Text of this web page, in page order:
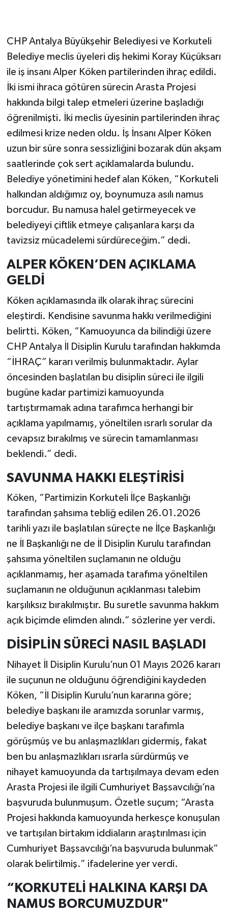
CHP Antalya Büyükşehir Belediyesi ve Korkuteli
Belediye meclis üyeleri diş hekimi Koray Küçüksarı
ile iş insanı Alper Köken partilerinden ihraç edildi.
İki ismi ihraca götüren sürecin Arasta Projesi
hakkında bilgi talep etmeleri üzerine başladığı
öğrenilmişti. İki meclis üyesinin partilerinden ihraç
edilmesi krize neden oldu. İş İnsanı Alper Köken
uzun bir süre sonra sessizliğini bozarak dün akşam
saatlerinde çok sert açıklamalarda bulundu.
Belediye yönetimini hedef alan Köken, “Korkuteli
halkından aldığımız oy, boynumuza asılı namus
borcudur. Bu namusa halel getirmeyecek ve
belediyeyi çiftlik etmeye çalışanlara karşı da
tavizsiz mücadelemi sürdüreceğim.” dedi.
ALPER KÖKEN’DEN AÇIKLAMA
GELDİ
Köken açıklamasında ilk olarak ihraç sürecini
eleştirdi. Kendisine savunma hakkı verilmediğini
belirtti. Köken, “Kamuoyunca da bilindiği üzere
CHP Antalya İl Disiplin Kurulu tarafından hakkımda
“İHRAÇ” kararı verilmiş bulunmaktadır. Aylar
öncesinden başlatılan bu disiplin süreci ile ilgili
bugüne kadar partimizi kamuoyunda
tartıştırmamak adına tarafımca herhangi bir
açıklama yapılmamış, yöneltilen ısrarlı sorular da
cevapsız bırakılmış ve sürecin tamamlanması
beklendi.” dedi.
SAVUNMA HAKKI ELEŞTİRİSİ
Köken, “Partimizin Korkuteli İlçe Başkanlığı
tarafından şahsıma tebliğ edilen 26.01.2026
tarihli yazı ile başlatılan süreçte ne İlçe Başkanlığı
ne İl Başkanlığı ne de İl Disiplin Kurulu tarafından
şahsıma yöneltilen suçlamanın ne olduğu
açıklanmamış, her aşamada tarafıma yöneltilen
suçlamanın ne olduğunun açıklanması talebim
karşılıksız bırakılmıştır. Bu suretle savunma hakkım
açık biçimde elimden alındı.” sözlerine yer verdi.
DİSİPLİN SÜRECİ NASIL BAŞLADI
Nihayet İl Disiplin Kurulu’nun 01 Mayıs 2026 kararı
ile suçunun ne olduğunu öğrendiğini kaydeden
Köken, “İl Disiplin Kurulu’nun kararına göre;
belediye başkanı ile aramızda sorunlar varmış,
belediye başkanı ve ilçe başkanı tarafımla
görüşmüş ve bu anlaşmazlıkları gidermiş, fakat
ben bu anlaşmazlıkları ısrarla sürdürmüş ve
nihayet kamuoyunda da tartışılmaya devam eden
Arasta Projesi ile ilgili Cumhuriyet Başsavcılığı’na
başvuruda bulunmuşum. Özetle suçum; “Arasta
Projesi hakkında kamuoyunda herkesçe konuşulan
ve tartışılan birtakım iddiaların araştırılması için
Cumhuriyet Başsavcılığı’na başvuruda bulunmak”
olarak belirtilmiş.” ifadelerine yer verdi.
“KORKUTELİ HALKINA KARŞI DA
NAMUS BORCUMUZDUR"